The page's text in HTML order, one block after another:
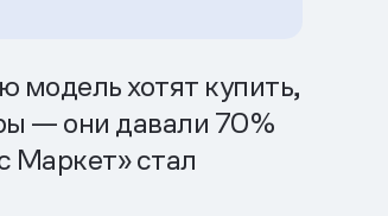
хотят купить,
— они давали 70%
Маркет» стал